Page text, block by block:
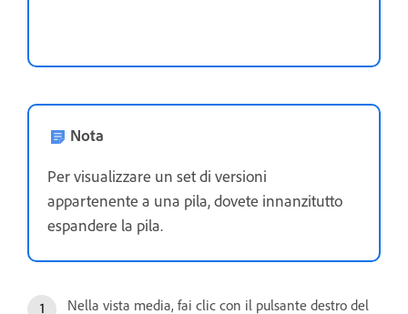
Nota
Per visualizzare un set di versioni
appartenente a una pila, dovete innanzitutto
espandere la pila.
Nella vista media, fai clic con il pulsante destro del